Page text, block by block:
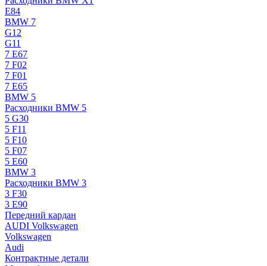
E84
BMW 7
G12
G11
7 Е67
7 F02
7 F01
7 E65
BMW 5
Расходники BMW 5
5 G30
5 F11
5 F10
5 F07
5 E60
BMW 3
Расходники BMW 3
3 F30
3 E90
Передний кардан
AUDI Volkswagen
Volkswagen
Audi
Контрактные детали